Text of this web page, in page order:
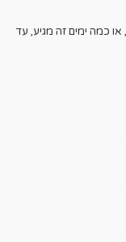
כמה ימים זה מגיע, עד